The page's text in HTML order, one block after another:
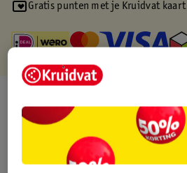
Gratis punten met je Kruidvat kaart